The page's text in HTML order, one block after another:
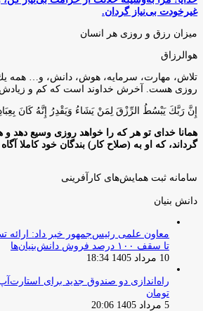
غیرخودت بی‌نیاز گردان.
میزان رزق و روزی هر انسان
هوالرزاق
تلاش، مهارت، سرمايه، هوش، دانش، و… همه
روزى هست. آخرش خداوند است كه كم و زيادش
إِنَّ رَبَّكَ يَبْسُطُ الرِّزْقَ لِمَنْ يَشَاءُ وَيَقْدِرُ إِنَّهُ كَانَ
همانا خدای تو هر که را خواهد روزی وسیع دهد
گرداند، که او به (صلاح کار) بندگان خود کاملا
سامانه ثبت همایش‌های کارآفرینی
دانش‌ بنیان‌
معاون علمی رئیس‌جمهور خبر داد: ارائه
تا سقف ۱۰۰ درصد فروش دانش‌بنیان‌ها
10 مرداد 1405 18:34
راه‌اندازی دو صندوق جدید برای
تومان
5 مرداد 1405 20:06